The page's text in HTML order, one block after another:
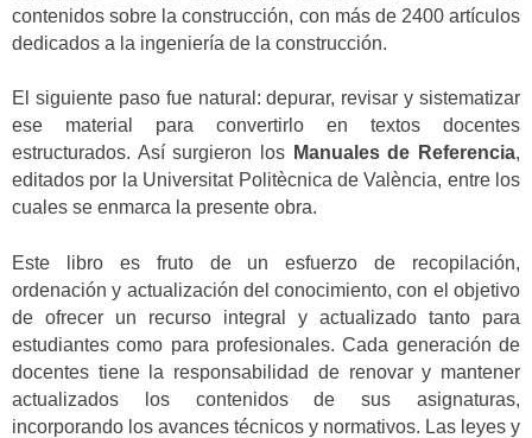
contenidos sobre la construcción, con más de 2400 artículos
dedicados a la ingeniería de la construcción.
El siguiente paso fue natural: depurar, revisar y sistematizar
ese material para convertirlo en textos docentes
estructurados. Así surgieron los Manuales de Referencia,
editados por la Universitat Politècnica de València, entre los
cuales se enmarca la presente obra.
Este libro es fruto de un esfuerzo de recopilación,
ordenación y actualización del conocimiento, con el objetivo
de ofrecer un recurso integral y actualizado tanto para
estudiantes como para profesionales. Cada generación de
docentes tiene la responsabilidad de renovar y mantener
actualizados los contenidos de sus asignaturas,
incorporando los avances técnicos y normativos. Las leyes y